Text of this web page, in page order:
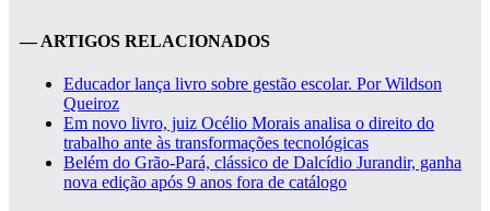
— ARTIGOS RELACIONADOS
Educador lança livro sobre gestão escolar. Por Wildson
Queiroz
Em novo livro, juiz Océlio Morais analisa o direito do
trabalho ante às transformações tecnológicas
Belém do Grão-Pará, clássico de Dalcídio Jurandir, ganha
nova edição após 9 anos fora de catálogo